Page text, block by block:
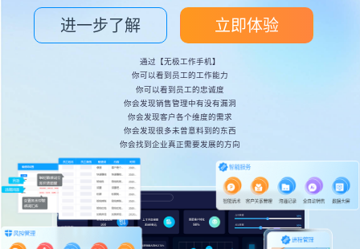
进一步了解 立即体验
通过【无极工作手机】
你可以看到员工的工作能力
你可以看到员工的忠诚度
你会发现销售管理中有没有漏洞
你会发现客户各个维度的需求
你会发现很多未曾意料到的东西
你会找到企业真正需要发展的方向